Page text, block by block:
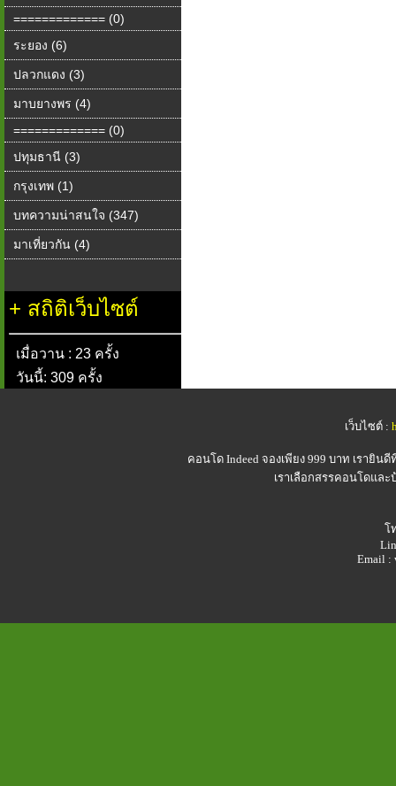
============= (0)
ระยอง (6)
ปลวกแดง (3)
มาบยางพร (4)
============= (0)
ปทุมธานี (3)
กรุงเทพ (1)
บทความน่าสนใจ (347)
มาเที่ยวกัน (4)
+ สถิติเว็บไซต์
เมื่อวาน : 23 ครั้ง
วันนี้: 309 ครั้ง
เว็บไซต์ :
คอนโด Indeedจองเพียง 999 บาท เรายิน
เราเลือกสรรคอนโดแล
โ
Email :